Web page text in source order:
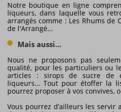
Notre boutique en ligne
liqueurs, dans laquelle vous
arrangés comme : Les Rhums de
de l'Arrangé…
Mais aussi…
Nous ne proposons pas
qualité, pour les particuliers ou
articles : sirops de sucre de
liqueurs… Tout pour étoffer la
pourrez proposer à vos convives,
Vous pourrez d’ailleurs les servir